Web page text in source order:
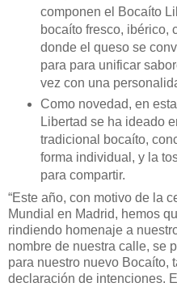
componen el Bocaíto
bocaíto fresco, ibérico,
donde el queso se
para para unificar
vez con una
Como novedad, en
Libertad se ha ideado
tradicional bocaíto,
forma individual, y la
para compartir.
“Este año, con motivo de la
Mundial en Madrid, hemos
rindiendo homenaje a
nombre de nuestra calle, se
para nuestro nuevo Bocaíto,
declaración de intenciones.